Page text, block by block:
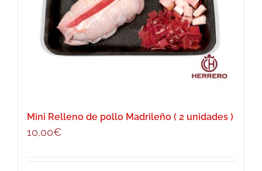
Mini Relleno de pollo Madrileño ( 2 unidades )
10,00€